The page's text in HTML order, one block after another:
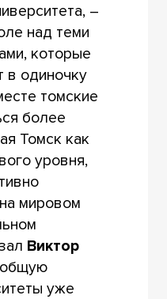
–
над теми
которые
в одиночку
томские
более
Томск как
уровня,
мировом
Виктор
уже